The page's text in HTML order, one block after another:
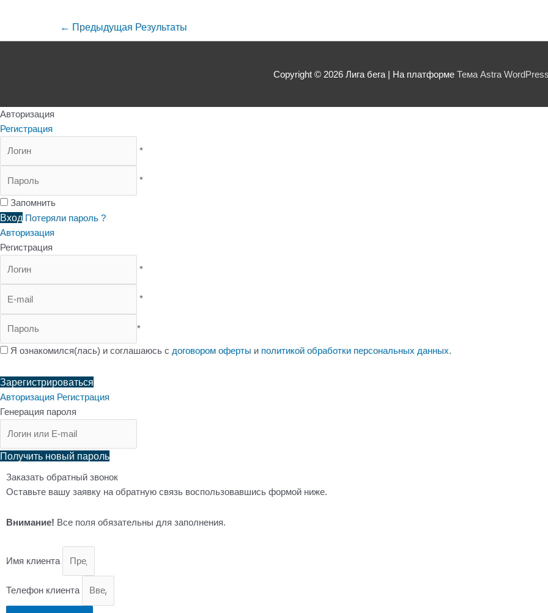
← Предыдущая Результаты
Copyright © 2026 Лига бега| На платформе Тема Astra
Авторизация
Регистрация
*
*
Запомнить
Вход Потеряли пароль ?
Авторизация
Регистрация
*
*
*
Я ознакомился(лась) и соглашаюсь с договором оферты и политикой обработки персональных данных.
Зарегистрироваться
Авторизация Регистрация
Генерация пароля
Получить новый пароль
Заказать обратный звонок
Оставьте вашу заявку на обратную связь воспользовавшись формой ниже.
Внимание! Все поля обязательны для заполнения.
Имя клиента
Телефон клиента